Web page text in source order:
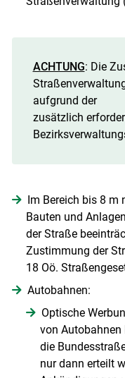
ACHTUNG: Die
aufgrund der
zusätzlich
Im Bereich bis 8 m
Bauten und
der Straße
Zustimmung der
18 Oö.
Autobahnen:
Optische
von Autobahnen
die
nur dann erteilt